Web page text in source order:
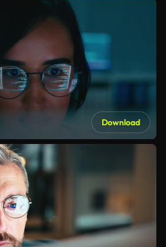
Download